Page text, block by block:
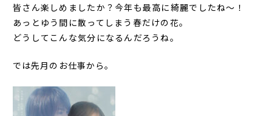
皆さん楽しめましたか？今年も最高に綺麗でしたね～！
あっとゆう間に散ってしまう春だけの花。
どうしてこんな気分になるんだろうね。
では先月のお仕事から。